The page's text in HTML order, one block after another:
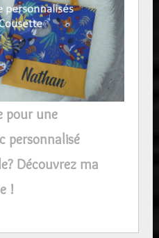
pour une
personnalisé
Découvrez ma
!